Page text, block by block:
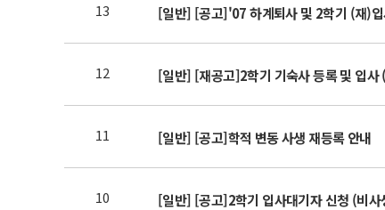
13 [일반] [공고]'07 하계퇴사 및 2학기 (재)입
12 [일반] [재공고]2학기 기숙사 등록 및 입사
11 [일반] [공고]학적 변동 사생 재등록 안내
10 [일반] [공고]2학기 입사대기자 신청 (비사